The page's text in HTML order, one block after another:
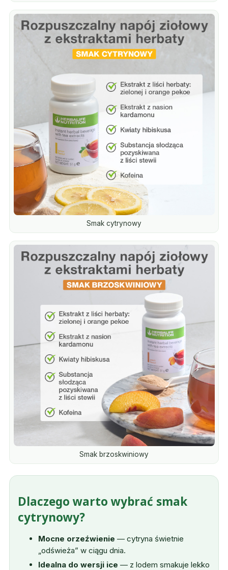
Smak cytrynowy
Smak brzoskwiniowy
Dlaczego warto wybrać smak
cytrynowy?
Mocne orzeźwienie — cytryna świetnie
„odświeża” w ciągu dnia.
Idealna do wersji ice — z lodem smakuje lekko